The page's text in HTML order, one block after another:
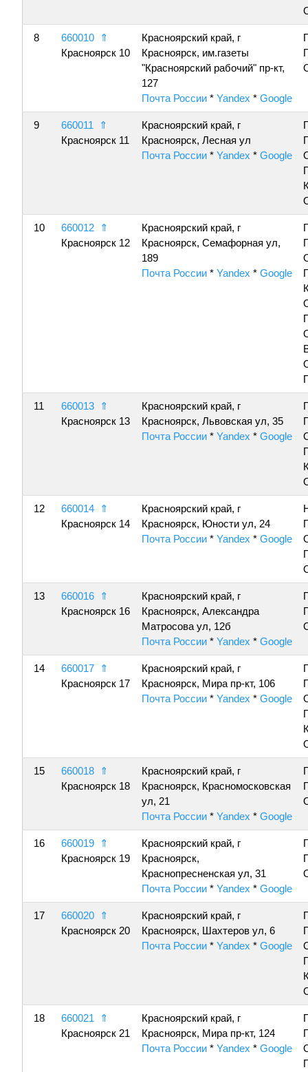
8 660010
⇑
Красноярск 10
Красноярский край, г
Красноярск, им.газеты
"Красноярский рабочий" пр-кт,
127
Почта России * Yandex * Google
9 660011
⇑
Красноярск 11
Красноярский край, г
Красноярск, Лесная ул
Почта России * Yandex * Google
10 660012
⇑
Красноярск 12
Красноярский край, г
Красноярск, Семафорная ул,
189
Почта России * Yandex * Google
11 660013
⇑
Красноярск 13
Красноярский край, г
Красноярск, Львовская ул, 35
Почта России * Yandex * Google
12 660014
⇑
Красноярск 14
Красноярский край, г
Красноярск, Юности ул, 24
Почта России * Yandex * Google
13 660016
⇑
Красноярск 16
Красноярский край, г
Красноярск, Александра
Матросова ул, 12б
Почта России * Yandex * Google
14 660017
⇑
Красноярск 17
Красноярский край, г
Красноярск, Мира пр-кт, 106
Почта России * Yandex * Google
15 660018
⇑
Красноярск 18
Красноярский край, г
Красноярск, Красномосковская
ул, 21
Почта России * Yandex * Google
16 660019
⇑
Красноярск 19
Красноярский край, г
Красноярск,
Краснопресненская ул, 31
Почта России * Yandex * Google
17 660020
⇑
Красноярск 20
Красноярский край, г
Красноярск, Шахтеров ул, 6
Почта России * Yandex * Google
18 660021
⇑
Красноярск 21
Красноярский край, г
Красноярск, Мира пр-кт, 124
Почта России * Yandex * Google